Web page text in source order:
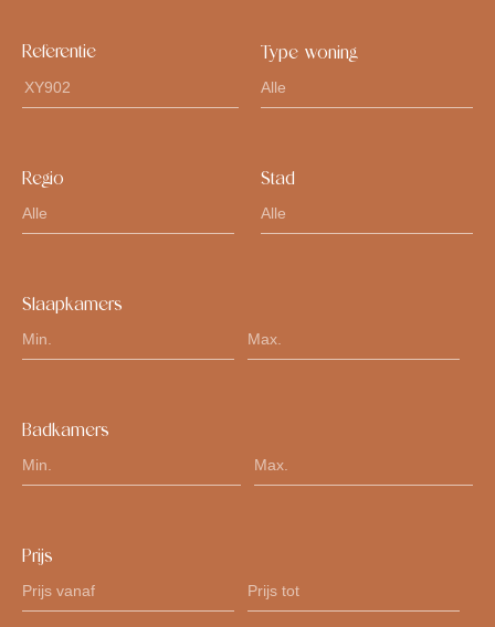
Referentie Type woning
Regio Stad
Slaapkamers
Badkamers
Prijs